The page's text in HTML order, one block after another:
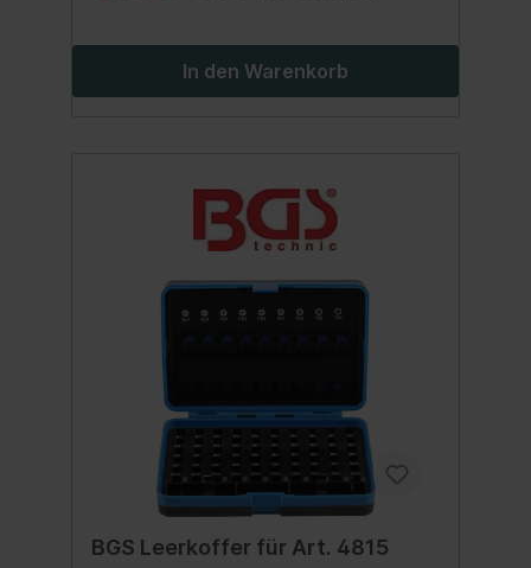
In den Warenkorb
BGS Leerkoffer für Art. 4815